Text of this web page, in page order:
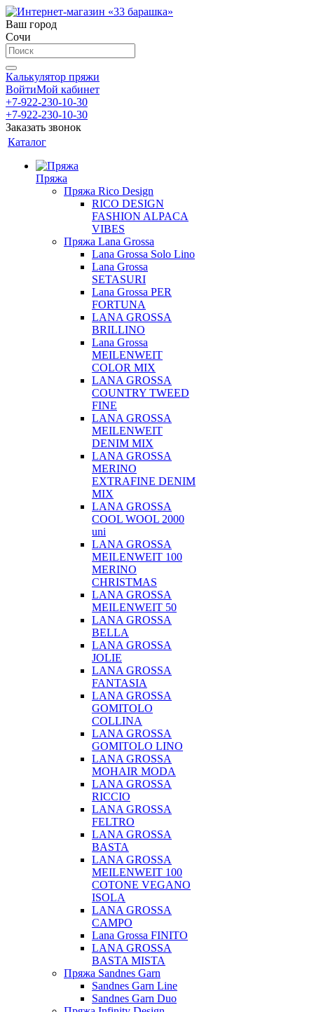
Ваш город
Сочи
Калькулятор пряжи
ВойтиМой кабинет
+7-922-230-10-30
+7-922-230-10-30
Заказать звонок
Каталог
Пряжа
Пряжа Rico Design
RICO DESIGN
FASHION ALPACA
VIBES
Пряжа Lana Grossa
Lana Grossa Solo Lino
Lana Grossa
SETASURI
Lana Grossa PER
FORTUNA
LANA GROSSA
BRILLINO
Lana Grossa
MEILENWEIT
COLOR MIX
LANA GROSSA
COUNTRY TWEED
FINE
LANA GROSSA
MEILENWEIT
DENIM MIX
LANA GROSSA
MERINO
EXTRAFINE DENIM
MIX
LANA GROSSA
COOL WOOL 2000
uni
LANA GROSSA
MEILENWEIT 100
MERINO
CHRISTMAS
LANA GROSSA
MEILENWEIT 50
LANA GROSSA
BELLA
LANA GROSSA
JOLIE
LANA GROSSA
FANTASIA
LANA GROSSA
GOMITOLO
COLLINA
LANA GROSSA
GOMITOLO LINO
LANA GROSSA
MOHAIR MODA
LANA GROSSA
RICCIO
LANA GROSSA
FELTRO
LANA GROSSA
BASTA
LANA GROSSA
MEILENWEIT 100
COTONE VEGANO
ISOLA
LANA GROSSA
CAMPO
Lana Grossa FINITO
LANA GROSSA
BASTA MISTA
Пряжа Sandnes Garn
Sandnes Garn Line
Sandnes Garn Duo